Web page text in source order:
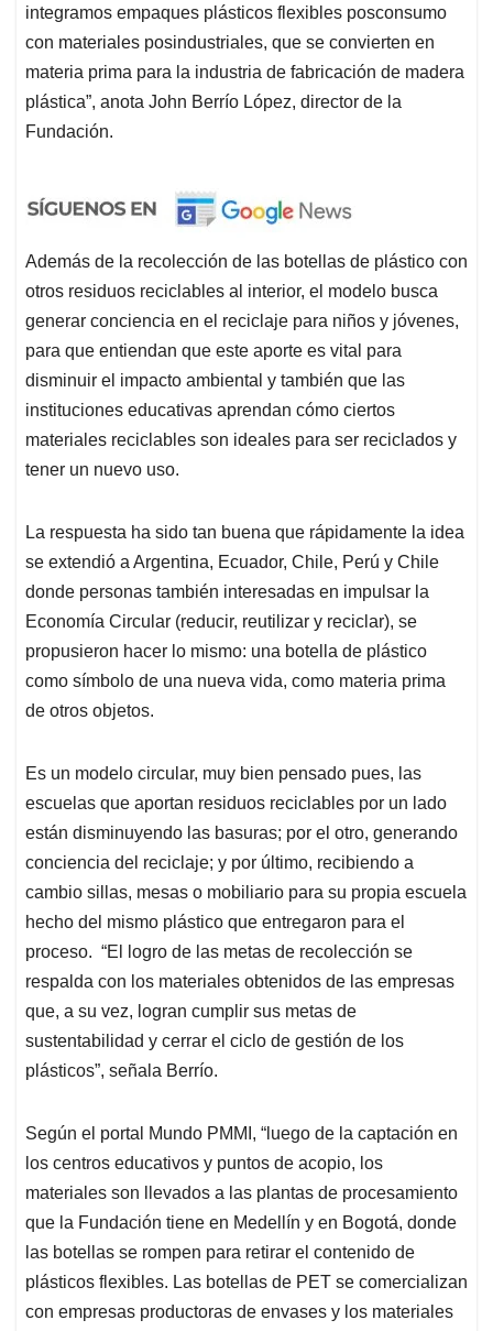
integramos empaques plásticos flexibles posconsumo
con materiales posindustriales, que se convierten en
materia prima para la industria de fabricación de madera
plástica”, anota John Berrío López, director de la
Fundación.
Además de la recolección de las botellas de plástico con
otros residuos reciclables al interior, el modelo busca
generar conciencia en el reciclaje para niños y jóvenes,
para que entiendan que este aporte es vital para
disminuir el impacto ambiental y también que las
instituciones educativas aprendan cómo ciertos
materiales reciclables son ideales para ser reciclados y
tener un nuevo uso.
La respuesta ha sido tan buena que rápidamente la idea
se extendió a Argentina, Ecuador, Chile, Perú y Chile
donde personas también interesadas en impulsar la
Economía Circular (reducir, reutilizar y reciclar), se
propusieron hacer lo mismo: una botella de plástico
como símbolo de una nueva vida, como materia prima
de otros objetos.
Es un modelo circular, muy bien pensado pues, las
escuelas que aportan residuos reciclables por un lado
están disminuyendo las basuras; por el otro, generando
conciencia del reciclaje; y por último, recibiendo a
cambio sillas, mesas o mobiliario para su propia escuela
hecho del mismo plástico que entregaron para el
proceso. “El logro de las metas de recolección se
respalda con los materiales obtenidos de las empresas
que, a su vez, logran cumplir sus metas de
sustentabilidad y cerrar el ciclo de gestión de los
plásticos”, señala Berrío.
Según el portal Mundo PMMI, “luego de la captación en
los centros educativos y puntos de acopio, los
materiales son llevados a las plantas de procesamiento
que la Fundación tiene en Medellín y en Bogotá, donde
las botellas se rompen para retirar el contenido de
plásticos flexibles. Las botellas de PET se comercializan
con empresas productoras de envases y los materiales